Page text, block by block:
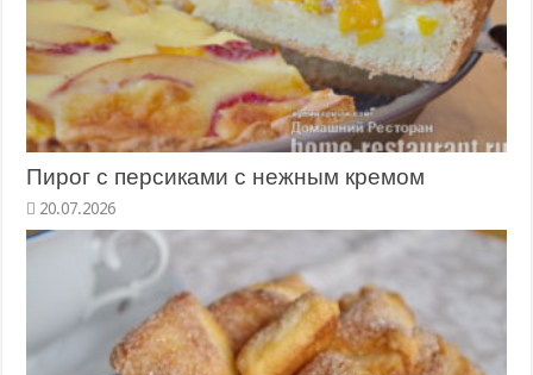
Пирог с персиками с нежным кремом
20.07.2026